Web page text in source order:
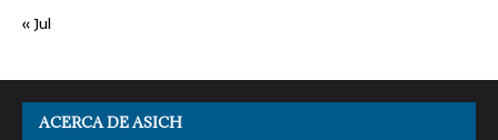
« Jul
ACERCA DE ASICH